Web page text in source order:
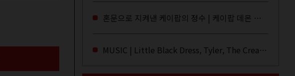
라이브·데모·부틀렉을 합쳐 3만
번 이상은 듣지 않았나 싶다. 이
혼문으로 지켜낸 케이팝의 정수 | 케이팝 데몬 헌터스
MUSIC | Little Black Dress, Tyler, The Creator, Essie Jain